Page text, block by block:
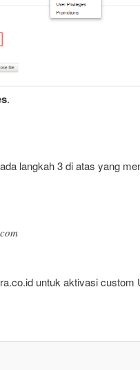
.
langkah 3 di atas yang
untuk aktivasi custom